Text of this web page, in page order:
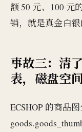
额 50 元、100 元
销，就是真金白银
事故三：清
表，磁盘空
ECSHOP 的商品图